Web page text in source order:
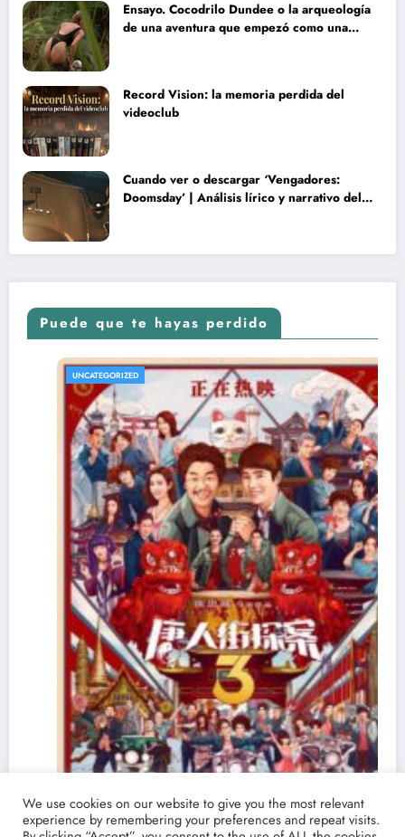
Ensayo. Cocodrilo Dundee o la arqueología
de una aventura que empezó como una
Record Vision: la memoria perdida del
videoclub
Cuando ver o descargar ‘Vengadores:
Doomsday’ | Análisis lírico y narrativo del
Puede que te hayas perdido
UNCATEGORIZED
We use cookies on our website to give you the most relevant
experience by remembering your preferences and repeat visits.